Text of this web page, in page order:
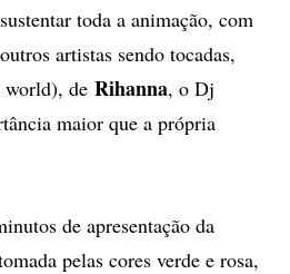
toda a animação, com
artistas sendo tocadas,
de Rihanna, o Dj
maior que a própria
de apresentação da
pelas cores verde e rosa,